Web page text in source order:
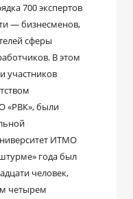
700 экспертов
— бизнесменов,
сферы
В этом
участников
«РВК», были
ИТМО
года был
человек,
четырем